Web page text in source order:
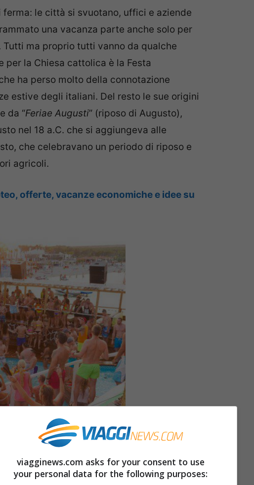
ferma: le città si svuotano, uffici e aziende
una vacanza parte anche solo per
ma proprio tutti vanno da qualche
la Chiesa cattolica è la Festa
ha perso molto della connotazione
estive degli italiani. Del resto le sue origini
da “Feriae Augusti” (riposo di Augusto),
nel 18 a.C. che si aggiungeva alle
che celebravano un periodo di riposo e
agricoli.
offerte, vacanze economiche e idee su
dove andare in Italia
viagginews.com asks for your consent to use
your personal data for the following purposes: